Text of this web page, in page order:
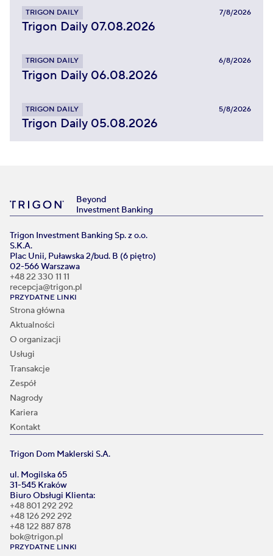
TRIGON DAILY 7/8/2026
Trigon Daily 07.08.2026
TRIGON DAILY 6/8/2026
Trigon Daily 06.08.2026
TRIGON DAILY 5/8/2026
Trigon Daily 05.08.2026
Beyond
Investment Banking
Trigon Investment Banking Sp. z o.o.
S.K.A.
Plac Unii, Puławska 2/bud. B (6 piętro)
02-566 Warszawa
+48 22 330 11 11
recepcja@trigon.pl
PRZYDATNE LINKI
Strona główna
Aktualności
O organizacji
Usługi
Transakcje
Zespół
Nagrody
Kariera
Kontakt
Trigon Dom Maklerski S.A.
ul. Mogilska 65
31-545 Kraków
Biuro Obsługi Klienta:
+48 801 292 292
+48 126 292 292
+48 122 887 878
bok@trigon.pl
PRZYDATNE LINKI